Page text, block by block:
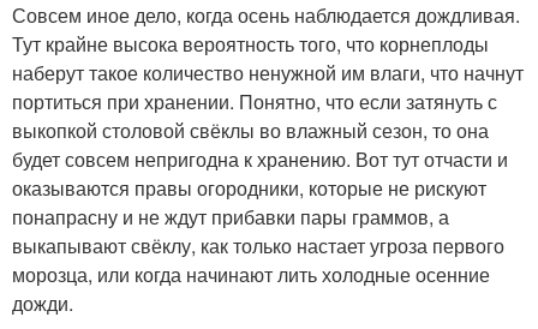
Совсем иное дело, когда осень наблюдается дождливая.
Тут крайне высока вероятность того, что корнеплоды
наберут такое количество ненужной им влаги, что начнут
портиться при хранении. Понятно, что если затянуть с
выкопкой столовой свёклы во влажный сезон, то она
будет совсем непригодна к хранению. Вот тут отчасти и
оказываются правы огородники, которые не рискуют
понапрасну и не ждут прибавки пары граммов, а
выкапывают свёклу, как только настает угроза первого
морозца, или когда начинают лить холодные осенние
дожди.